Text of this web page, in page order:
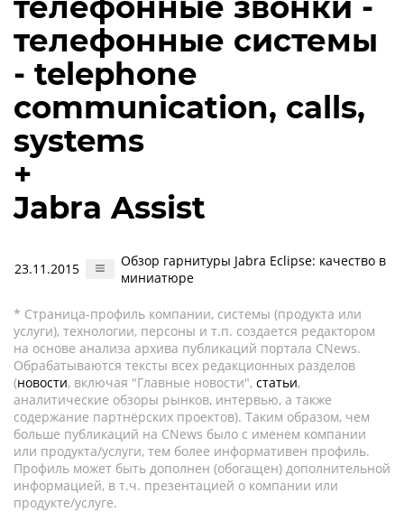
телефонные системы
- telephone
communication, calls,
systems
+
Jabra Assist
23.11.2015
Обзор гарнитуры Jabra Eclipse: качество в
миниатюре
* Страница-профиль компании, системы (продукта или
услуги), технологии, персоны и т.п. создается редактором
на основе анализа архива публикаций портала CNews.
Обрабатываются тексты всех редакционных разделов
(новости, включая "Главные новости", статьи,
аналитические обзоры рынков, интервью, а также
содержание партнёрских проектов). Таким образом, чем
больше публикаций на CNews было с именем компании
или продукта/услуги, тем более информативен профиль.
Профиль может быть дополнен (обогащен) дополнительной
информацией, в т.ч. презентацией о компании или
продукте/услуге.